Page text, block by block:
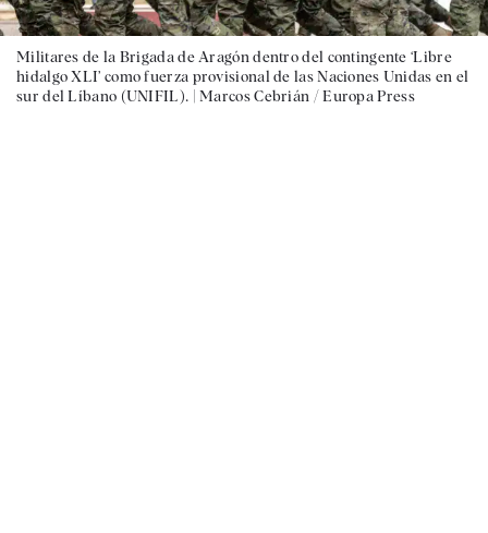
Militares de la Brigada de Aragón dentro del contingente ‘Libre
hidalgo XLI’ como fuerza provisional de las Naciones Unidas en el
sur del Líbano (UNIFIL). |Marcos Cebrián / Europa Press